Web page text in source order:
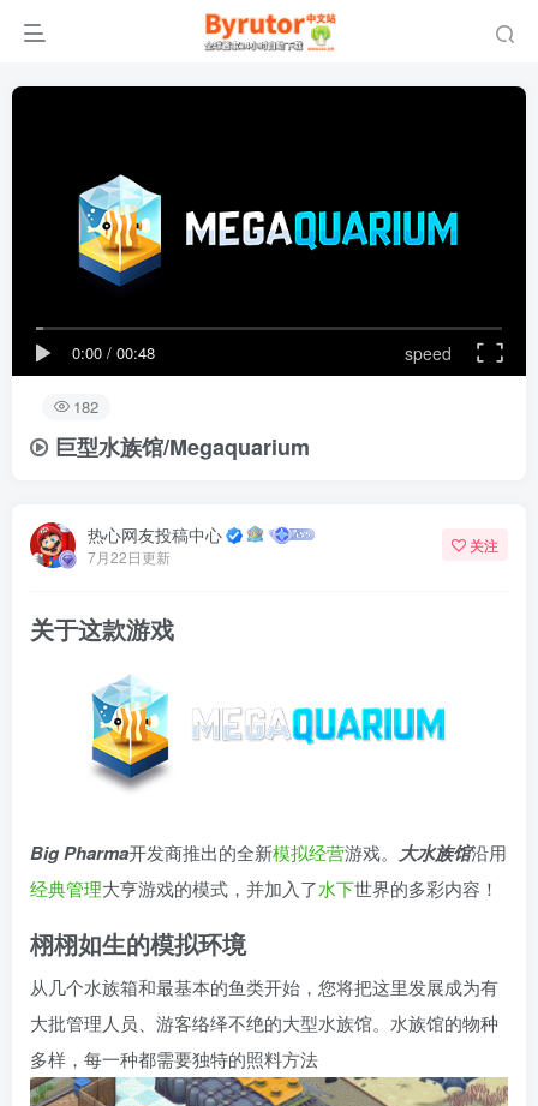
0:00 / 00:48 speed
182
巨型水族馆/Megaquarium
热心网友投稿中心
7月22日更新
关注
关于这款游戏
Big Pharma开发商推出的全新模拟经营游戏。 大水族馆沿用
经典管理大亨游戏的模式，并加入了水下世界的多彩内容！
栩栩如生的模拟环境
从几个水族箱和最基本的鱼类开始，您将把这里发展成为有
大批管理人员、游客络绎不绝的大型水族馆。水族馆的物种
多样，每一种都需要独特的照料方法